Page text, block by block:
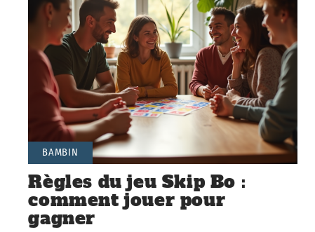
BAMBIN
Règles du jeu Skip Bo :
comment jouer pour
gagner